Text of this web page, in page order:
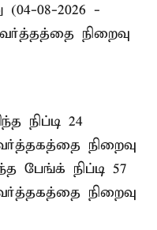
08-2026 -
நிறைவு
நிப்டி 24
நிறைவு
பேங்க் நிப்டி 57
நிறைவு